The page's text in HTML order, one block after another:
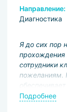
Направление:
Диагностика
Я до сих пор
прохождения
сотрудники
пожеланиям.
Подробнее